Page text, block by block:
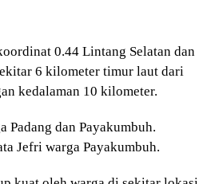
0.44 Lintang Selatan dan
6 kilometer timur laut dari
kedalaman 10 kilometer.
Padang dan Payakumbuh.
Jefri warga Payakumbuh.